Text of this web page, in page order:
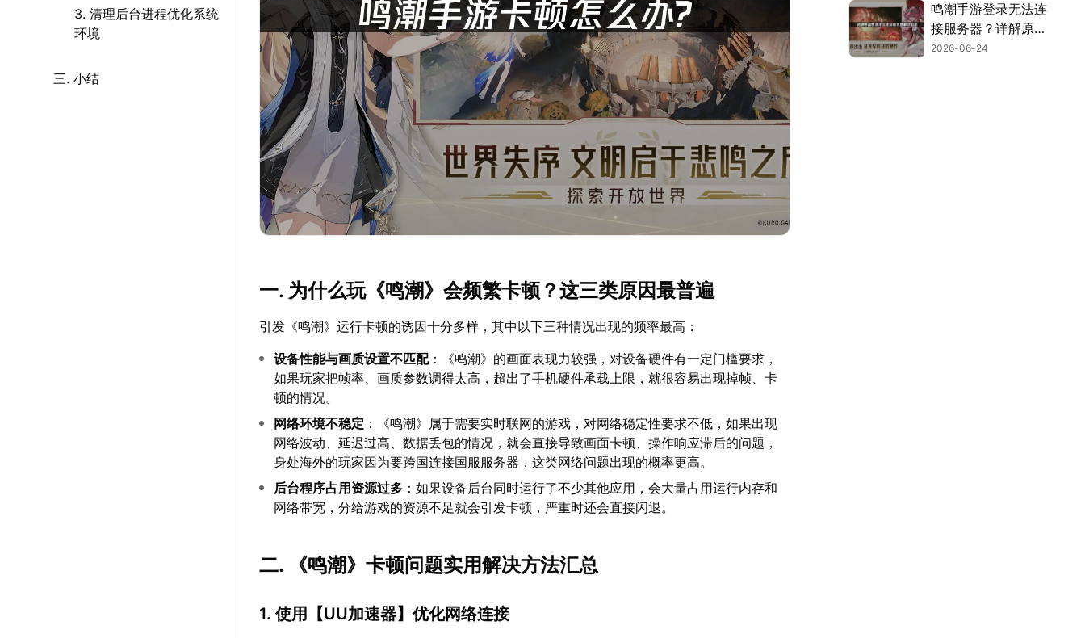
3. 清理后台进程优化系统
环境
三. 小结
一. 为什么玩《鸣潮》会频繁卡顿？这三类原因最普遍
引发《鸣潮》运行卡顿的诱因十分多样，其中以下三种情况出现的频率最高：
设备性能与画质设置不匹配：《鸣潮》的画面表现力较强，对设备硬件有一定门槛要求，
如果玩家把帧率、画质参数调得太高，超出了手机硬件承载上限，就很容易出现掉帧、卡
顿的情况。
网络环境不稳定 ：《鸣潮》属于需要实时联网的游戏，对网络稳定性要求不低，如果出现
网络波动、延迟过高、数据丢包的情况，就会直接导致画面卡顿、操作响应滞后的问题，
身处海外的玩家因为要跨国连接国服服务器，这类网络问题出现的概率更高。
后台程序占用资源过多 ：如果设备后台同时运行了不少其他应用，会大量占用运行内存和
网络带宽，分给游戏的资源不足就会引发卡顿，严重时还会直接闪退。
二. 《鸣潮》卡顿问题实用解决方法汇总
1. 使用【UU加速器】优化网络连接
鸣潮手游登录无法连
接服务器？详解原因
与实用解决技巧！
2026-06-24